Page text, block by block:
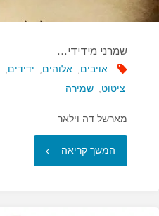
שמרני מידידי…
אויבים, אלוהים, ידידים,
ציטוט, שמירה
מארשל דה וילאר
המשך קריאה "שמרני